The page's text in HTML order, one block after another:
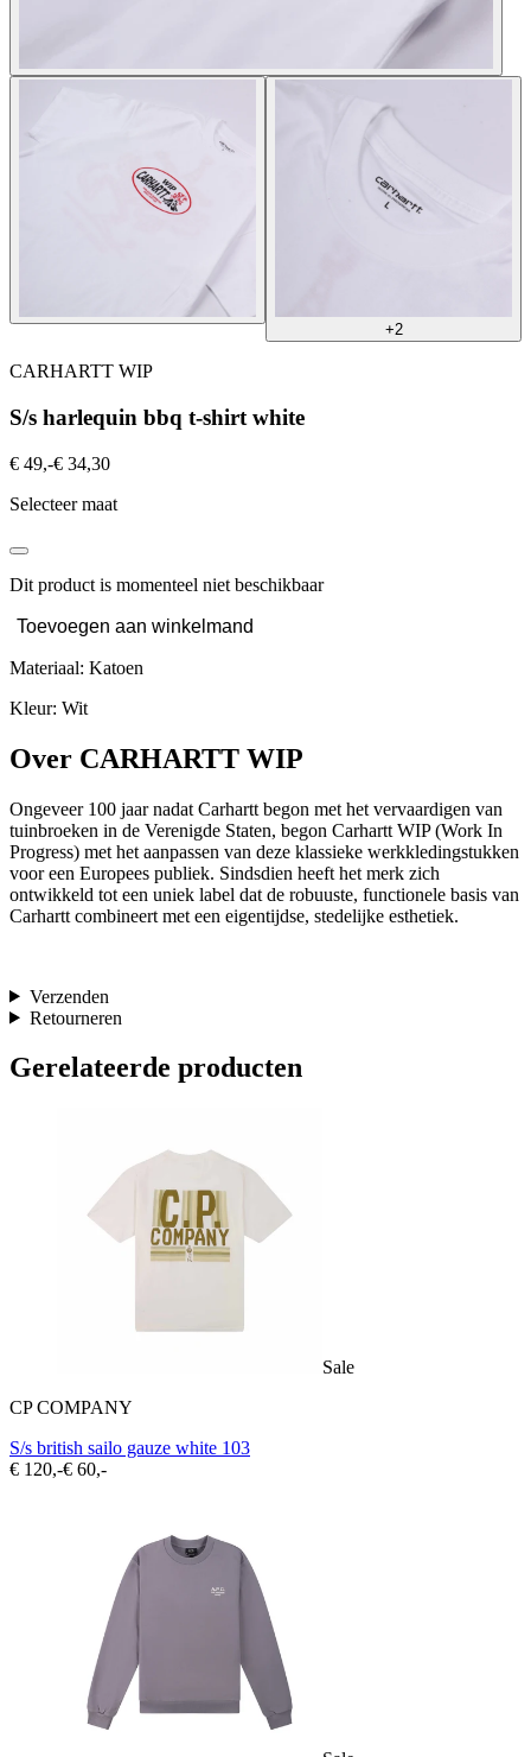
+2
CARHARTT WIP
S/s harlequin bbq t-shirt white
€ 49,-€ 34,30
Selecteer maat
Dit product is momenteel niet beschikbaar
Toevoegen aan winkelmand
Materiaal: Katoen
Kleur: Wit
Over CARHARTT WIP
Ongeveer 100 jaar nadat Carhartt begon met het vervaardigen van
tuinbroeken in de Verenigde Staten, begon Carhartt WIP (Work In
Progress) met het aanpassen van deze klassieke werkkledingstukken
voor een Europees publiek. Sindsdien heeft het merk zich
ontwikkeld tot een uniek label dat de robuuste, functionele basis van
Carhartt combineert met een eigentijdse, stedelijke esthetiek.
Verzenden
Retourneren
Gerelateerde producten
Sale
CP COMPANY
S/s british sailo gauze white 103
€ 120,-€ 60,-